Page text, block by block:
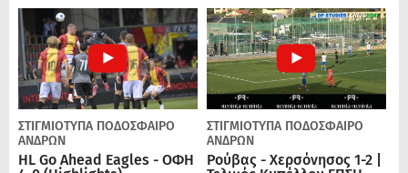
ΣΤΙΓΜΙΟΤΥΠΑ ΠΟΔΌΣΦΑΙΡΟ
ΑΝΔΡΏΝ
HL Go Ahead Eagles - ΟΦΗ
ΣΤΙΓΜΙΟΤΥΠΑ ΠΟΔΌΣΦΑΙΡΟ
ΑΝΔΡΏΝ
Ρούβας - Χερσόνησος 1-2 |